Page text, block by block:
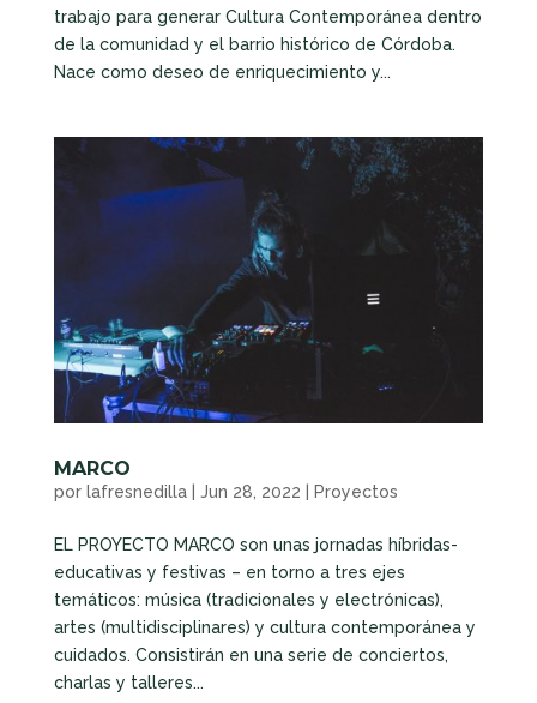
trabajo para generar Cultura Contemporánea dentro
de la comunidad y el barrio histórico de Córdoba.
Nace como deseo de enriquecimiento y...
MARCO
por lafresnedilla| Jun 28, 2022 Proyectos
EL PROYECTO MARCO son unas jornadas híbridas-
educativas y festivas – en torno a tres ejes
temáticos: música (tradicionales y electrónicas),
artes (multidisciplinares) y cultura contemporánea y
cuidados. Consistirán en una serie de conciertos,
charlas y talleres...